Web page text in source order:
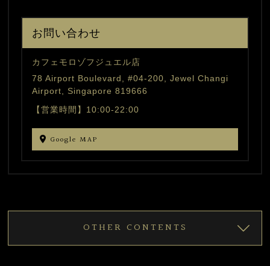
お問い合わせ
カフェモロゾフジュエル店
78 Airport Boulevard, #04-200, Jewel Changi
Airport, Singapore 819666
【営業時間】10:00-22:00
Google MAP
OTHER CONTENTS